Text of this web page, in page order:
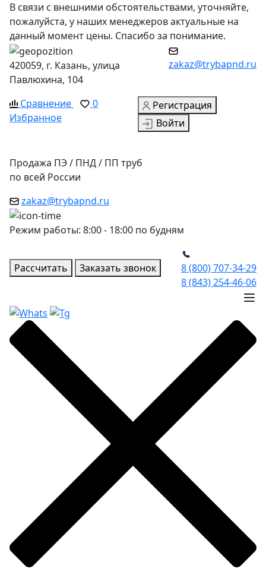
В связи с внешними обстоятельствами, уточняйте,
пожалуйста, у наших менеджеров актуальные на
данный момент цены. Спасибо за понимание.
420059, г. Казань, улица
Павлюхина, 104
zakaz@trybapnd.ru
Сравнение
0
Избранное
Регистрация
Войти
Продажа ПЭ / ПНД / ПП труб
по всей России
zakaz@trybapnd.ru
Режим работы: 8:00 - 18:00 по будням
Рассчитать Заказать звонок
8 (800) 707-34-29
8 (843) 254-46-06